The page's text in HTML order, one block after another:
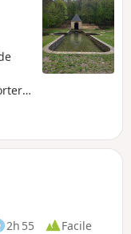
2h 55
Facile